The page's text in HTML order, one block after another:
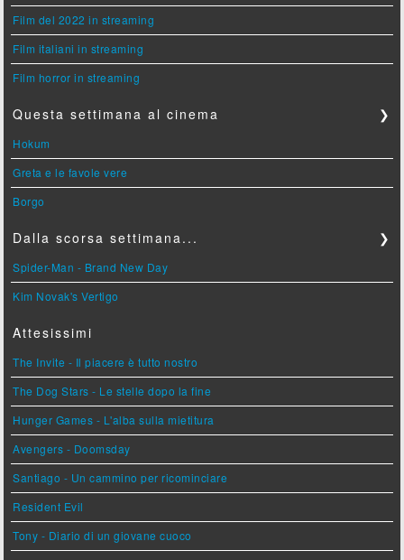
Film del 2022 in streaming
Film italiani in streaming
Film horror in streaming
Questa settimana al cinema ❯
Hokum
Greta e le favole vere
Borgo
Dalla scorsa settimana... ❯
Spider-Man - Brand New Day
Kim Novak's Vertigo
Attesissimi
The Invite - Il piacere è tutto nostro
The Dog Stars - Le stelle dopo la fine
Hunger Games - L'alba sulla mietitura
Avengers - Doomsday
Santiago - Un cammino per ricominciare
Resident Evil
Tony - Diario di un giovane cuoco